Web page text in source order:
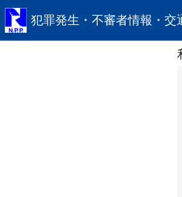
犯罪発生・不審者情報・